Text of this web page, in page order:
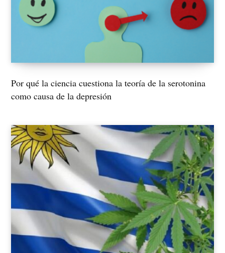
Por qué la ciencia cuestiona la teoría de la serotonina
como causa de la depresión